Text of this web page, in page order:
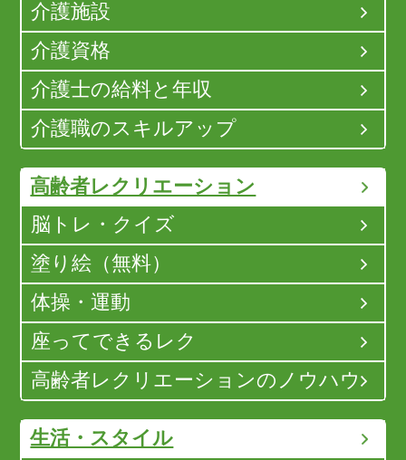
介護施設
介護資格
介護士の給料と年収
介護職のスキルアップ
高齢者レクリエーション
脳トレ・クイズ
塗り絵（無料）
体操・運動
座ってできるレク
高齢者レクリエーションのノウハウ
生活・スタイル